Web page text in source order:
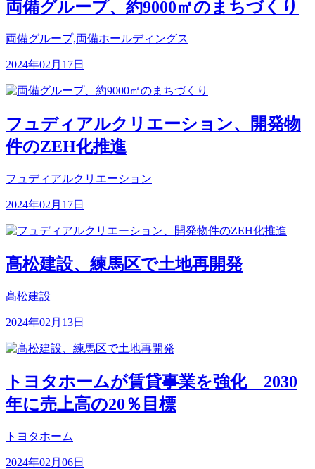
両備グループ、約9000㎡のまちづくり
両備グループ,両備ホールディングス
2024年02月17日
フュディアルクリエーション、開発物
件のZEH化推進
フュディアルクリエーション
2024年02月17日
髙松建設、練馬区で土地再開発
髙松建設
2024年02月13日
トヨタホームが賃貸事業を強化 2030
年に売上高の20％目標
トヨタホーム
2024年02月06日